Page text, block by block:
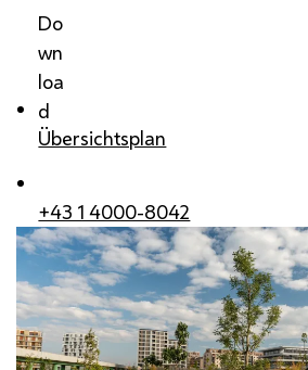
Do
wn
loa
d
Übersichtsplan
+43 1 4000-8042